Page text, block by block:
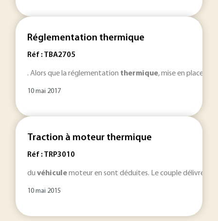
Réglementation thermique
Réf : TBA2705
. Alors que la réglementation thermique, mise en place
10 mai 2017
Traction à moteur thermique
Réf : TRP3010
du véhiculemoteur en sont déduites. Le couple délivré
10 mai 2015